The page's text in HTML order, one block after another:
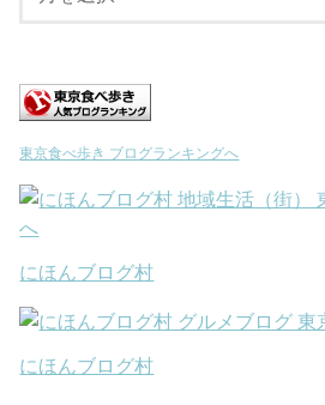
東京食べ歩き ブログランキングへ
にほんブログ村
にほんブログ村